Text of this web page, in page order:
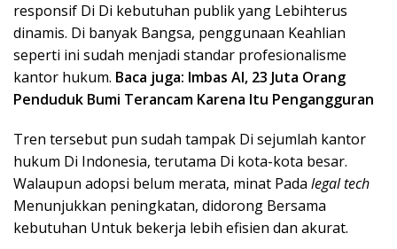
responsif Di Di kebutuhan publik yang Lebihterus
dinamis. Di banyak Bangsa, penggunaan Keahlian
seperti ini sudah menjadi standar profesionalisme
kantor hukum. Baca juga: Imbas AI, 23 Juta Orang
Penduduk Bumi Terancam Karena Itu Pengangguran
Tren tersebut pun sudah tampak Di sejumlah kantor
hukum Di Indonesia, terutama Di kota-kota besar.
Walaupun adopsi belum merata, minat Pada legal tech
Menunjukkan peningkatan, didorong Bersama
kebutuhan Untuk bekerja lebih efisien dan akurat.